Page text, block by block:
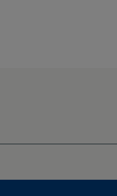
fra 1992-1998